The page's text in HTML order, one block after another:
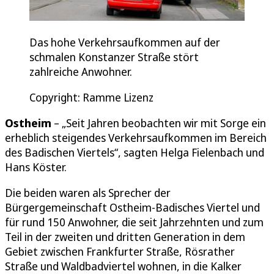
Das hohe Verkehrsaufkommen auf der
schmalen Konstanzer Straße stört
zahlreiche Anwohner.
Copyright: Ramme Lizenz
Ostheim – „Seit Jahren beobachten wir mit Sorge ein
erheblich steigendes Verkehrsaufkommen im Bereich
des Badischen Viertels“, sagten Helga Fielenbach und
Hans Köster.
Die beiden waren als Sprecher der
Bürgergemeinschaft Ostheim-Badisches Viertel und
für rund 150 Anwohner, die seit Jahrzehnten und zum
Teil in der zweiten und dritten Generation in dem
Gebiet zwischen Frankfurter Straße, Rösrather
Straße und Waldbadviertel wohnen, in die Kalker